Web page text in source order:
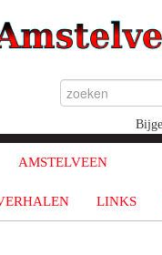
AMSTELVEEN
LINKS